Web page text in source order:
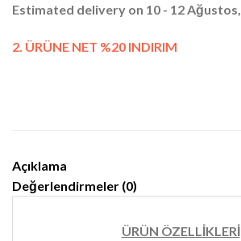
Estimated delivery on 10 - 12
2. ÜRÜNE NET %20 INDIRIM
Açıklama
Değerlendirmeler (0)
ÜRÜN ÖZELLİKLERİ